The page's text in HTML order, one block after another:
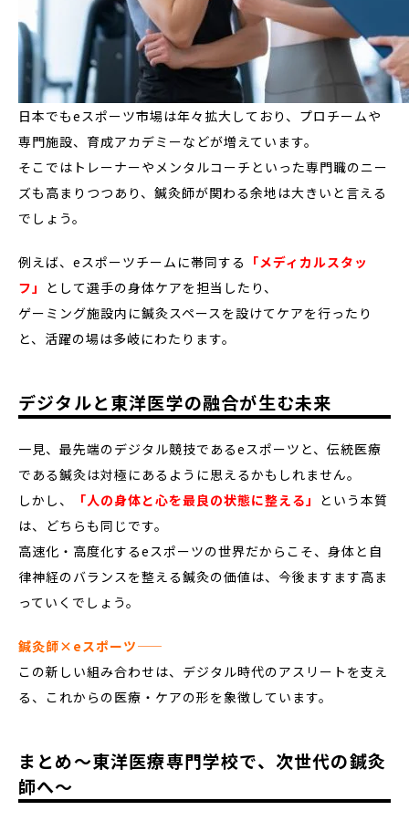
日本でもeスポーツ市場は年々拡大しており、プロチームや
専門施設、育成アカデミーなどが増えています。
そこではトレーナーやメンタルコーチといった専門職のニー
ズも高まりつつあり、鍼灸師が関わる余地は大きいと言える
でしょう。
例えば、eスポーツチームに帯同する 「メディカルスタッ
フ」 として選手の身体ケアを担当したり、
ゲーミング施設内に鍼灸スペースを設けてケアを行ったり
と、活躍の場は多岐にわたります。
デジタルと東洋医学の融合が生む未来
一見、最先端のデジタル競技であるeスポーツと、伝統医療
である鍼灸は対極にあるように思えるかもしれません。
しかし、
「人の身体と心を最良の状態に整える」 という本質
は、どちらも同じです。
高速化・高度化するeスポーツの世界だからこそ、身体と自
律神経のバランスを整える鍼灸の価値は、今後ますます高ま
っていくでしょう。
鍼灸師×eスポーツ――
この新しい組み合わせは、デジタル時代のアスリートを支え
る、これからの医療・ケアの形を象徴しています。
まとめ～東洋医療専門学校で、次世代の鍼灸
師へ～